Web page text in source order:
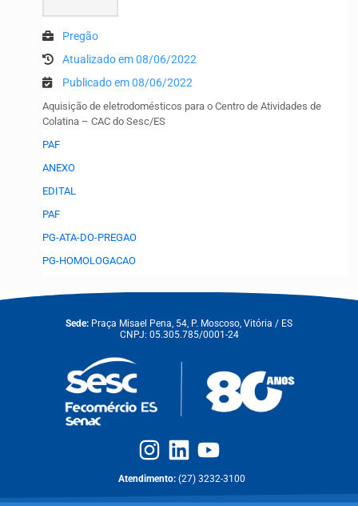
Pregão
Atualizado em 08/06/2022
Publicado em 08/06/2022
Aquisição de eletrodomésticos para o Centro de Atividades de
Colatina – CAC do Sesc/ES
PAF
ANEXO
EDITAL
PAF
PG-ATA-DO-PREGAO
PG-HOMOLOGACAO
Sede: Praça Misael Pena, 54, P. Moscoso, Vitória / ES
CNPJ: 05.305.785/0001-24
Atendimento: (27) 3232-3100